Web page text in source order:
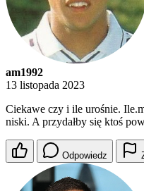
am1992
13 listopada 2023
Ciekawe czy i ile urośnie.
niski. A przydałby się ktoś
Odpowiedz